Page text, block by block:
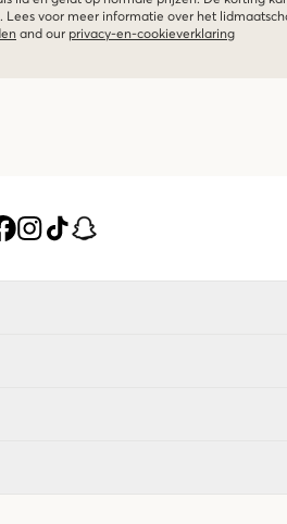
voor meer informatie over het
and our privacy-en-cookieverklaring